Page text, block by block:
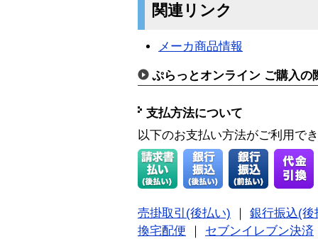
関連リンク
メーカ商品情報
ぷらっとオンライン ご購入の
支払方法について
以下のお支払い方法がご利用で
売掛取引(後払い)
銀行振込(後
換宅配便
セブンイレブン決済